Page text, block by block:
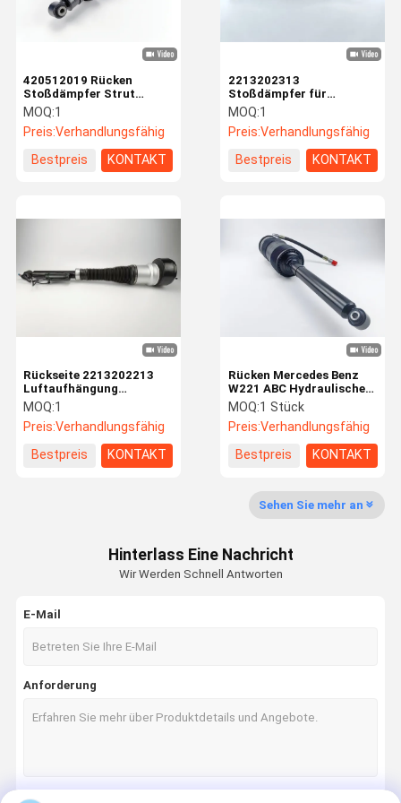
Produkte
Fabrik Tour
Qualitätskon
Trolle
Kontakt Nachrichten
Mercedes Benz Luftfederungsteile
2213202313
Stoßdämpfer für
Mercedes Benz W221
Hydraulic Airmatic
MOQ:1
Preis:Verhandlungsfähig
Bestpreis
KONTAKT
420512019 Rücken
Stoßdämpfer Strut
Magnetisch Für Audi R8
V10 2007-2015
MOQ:1
Preis:Verhandlungsfähig
Bestpreis
KONTAKT
Rücken Mercedes Benz
W221 ABC Hydraulischer
Stoßdämpfer Strut
2213209013 2213208813
MOQ:1 Stück
Preis:Verhandlungsfähig
Bestpreis
KONTAKT
Rückseite 2213202213
Luftaufhängung
Stoßdämpfer Stütze Für
Mercedes Benz
MOQ:1
Preis:Verhandlungsfähig
Bestpreis
KONTAKT
Sehen Sie mehr an
Hinterlass Eine Nachricht
Wir Werden Schnell Antworten
E-Mail
Anforderung